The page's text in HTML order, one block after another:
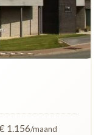
1.156/maand